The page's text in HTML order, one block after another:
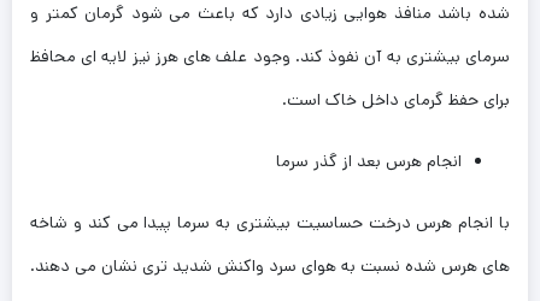
شده باشد منافذ هوایی زیادی دارد که باعث می شود گرمان کمتر و
سرمای بیشتری به آن نفوذ کند. وجود علف های هرز نیز لایه ای محافظ
برای حفظ گرمای داخل خاک است.
انجام هرس بعد از گذر سرما
با انجام هرس درخت حساسیت بیشتری به سرما پیدا می کند و شاخه
های هرس شده نسبت به هوای سرد واکنش شدید تری نشان می دهند.